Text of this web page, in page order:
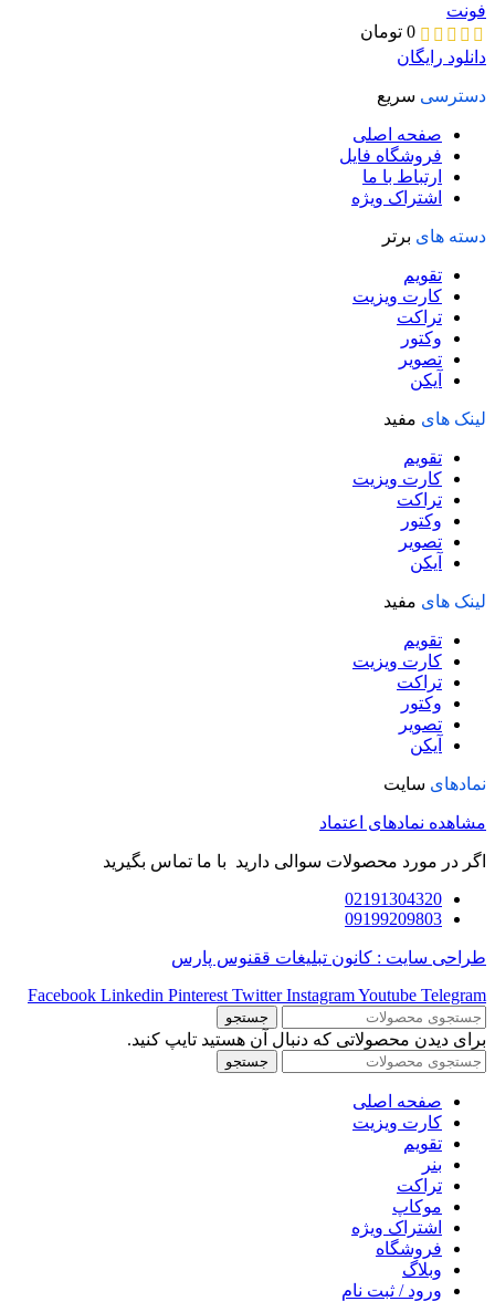
فونت
0 تومان
دانلود رایگان
دسترسی سریع
صفحه اصلی
فروشگاه فایل
ارتباط با ما
اشتراک ویژه
دسته های برتر
تقویم
کارت ویزیت
تراکت
وکتور
تصویر
آیکن
لینک های مفید
تقویم
کارت ویزیت
تراکت
وکتور
تصویر
آیکن
لینک های مفید
تقویم
کارت ویزیت
تراکت
وکتور
تصویر
آیکن
نمادهای سایت
مشاهده نمادهای اعتماد
اگر در مورد محصولات سوالی دارید با ما تماس بگیرید
02191304320
09199209803
طراحی سایت : کانون تبلیغات ققنوس پارس
Facebook Linkedin Pinterest Twitter InstagramYoutube Telegram
جستجو
برای دیدن محصولاتی که دنبال آن هستید تایپ کنید.
جستجو
صفحه اصلی
کارت ویزیت
تقویم
بنر
تراکت
موکاپ
اشتراک ویژه
فروشگاه
وبلاگ
ورود / ثبت نام